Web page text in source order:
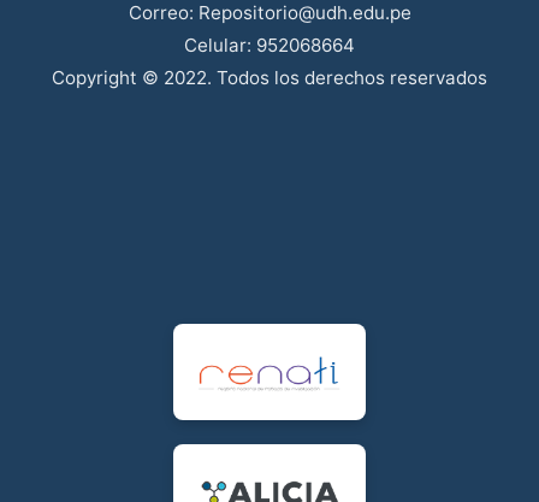
Correo: Repositorio@udh.edu.pe
Celular: 952068664
Copyright © 2022. Todos los derechos reservados